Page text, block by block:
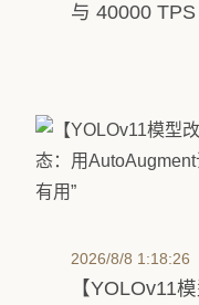
与 40000
2026/8/8 1:18:26
【YOLOv11